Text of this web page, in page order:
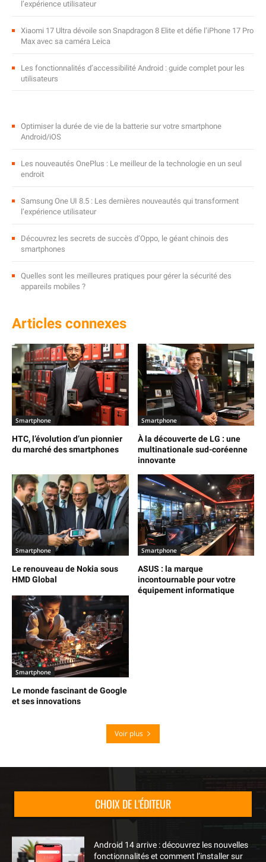
l’expérience utilisateur
Xiaomi 17 Ultra dévoile son Snapdragon 8 Elite et défie l’iPhone 17 Pro
Max avec sa caméra Leica
Les fonctionnalités d’accessibilité Android : guide complet pour les
utilisateurs
Optimiser la durée de vie de la batterie sur votre smartphone
Android/iOS
Les nouveautés OnePlus : Le meilleur de la technologie en un seul
endroit
Samsung One UI 8.5 : Les dernières nouveautés qui transforment
l’expérience utilisateur
Découvrez les secrets de succès d’Oppo, le géant chinois des
smartphones
Quelles sont les meilleures pratiques pour gérer la sécurité des
appareils mobiles ?
Articles connexes
Smartphone
HTC, l’évolution d’un pionnier
du marché des smartphones
Smartphone
À la découverte de LG : une
multinationale sud-coréenne
innovante
Smartphone
Le renouveau de Nokia sous
HMD Global
Smartphone
ASUS : la marque
incontournable pour votre
équipement informatique
Smartphone
Le monde fascinant de Google
et ses innovations
Voir plus
CHOIX DE L'ÉDITEUR
Android 14 arrive : découvrez les nouvelles
fonctionnalités et comment l’installer sur